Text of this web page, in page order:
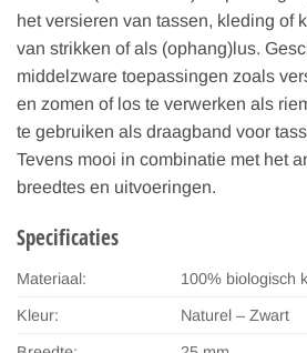
het versieren van tassen, kleding of
van strikken of als (ophang)lus.
middelzware toepassingen zoals
en zomen of los te verwerken als
te gebruiken als draagband voor
Tevens mooi in combinatie met het
breedtes en uitvoeringen.
Specificaties
Materiaal: 100% biologisch
Kleur: Naturel – Zwart